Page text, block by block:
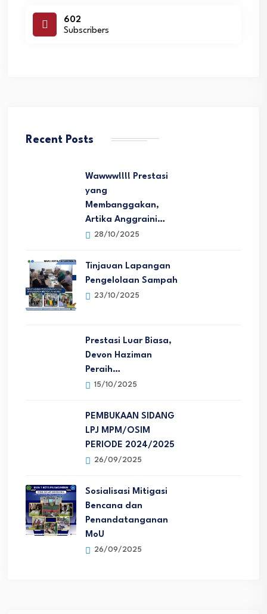
602
Subscribers
Recent Posts
Wawww!!!! Prestasi
yang
Membanggakan,
Artika Anggraini…
28/10/2025
Tinjauan Lapangan
Pengelolaan Sampah
23/10/2025
Prestasi Luar Biasa,
Devon Haziman
Peraih…
15/10/2025
PEMBUKAAN SIDANG
LPJ MPM/OSIM
PERIODE 2024/2025
26/09/2025
Sosialisasi Mitigasi
Bencana dan
Penandatanganan
MoU
26/09/2025